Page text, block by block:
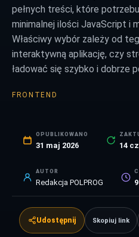
pełnych treści, które
minimalnej ilości JavaScript i
Właściwy wybór zależy od
interaktywną aplikację, czy
ładować się szybko i dobrze
FRONTEND
OPUBLIKOWANO
31 maj 2026 14
AUTOR
Redakcja POLPROG 9
Udostępnij Skopiuj link